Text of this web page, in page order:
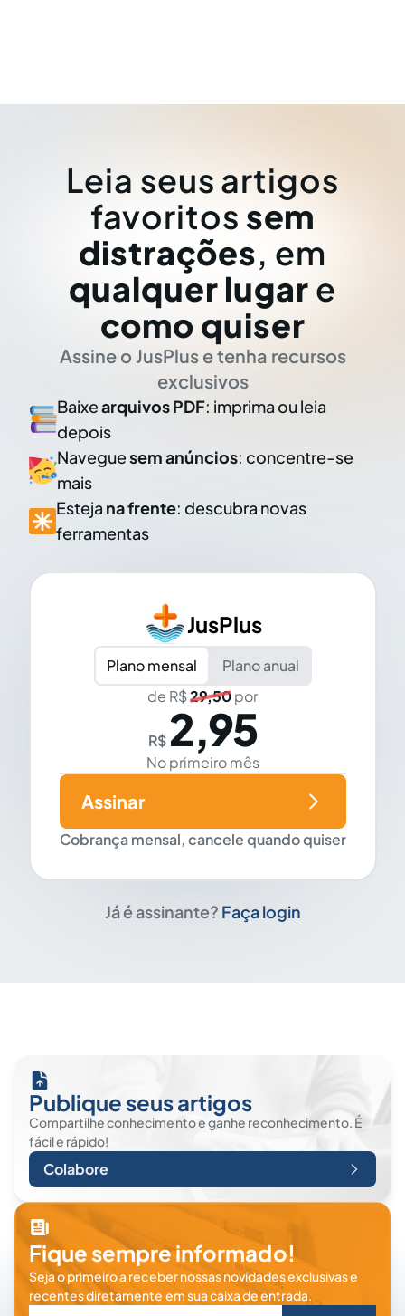
Leia seus artigos
favoritos sem
distrações, em
qualquer lugar e
como quiser
Assine o JusPlus e tenha recursos
exclusivos
Baixearquivos PDF: imprima ou leia
depois
Naveguesem anúncios: concentre-se
mais
Esteja na frente: descubra novas
ferramentas
JusPlus
Plano mensal
Plano anual
de R$29,50por
R$ 2,95
No primeiro mês
Cobrança mensal, cancele quando quiser
Assinar
Já é assinante? Faça login
Publique seus artigos
Compartilhe conhecimento e ganhe reconhecimento. É
fácil e rápido!
Colabore
Fique sempre informado!
Seja o primeiro a receber nossas novidades exclusivas e
recentes diretamente em sua caixa de entrada.